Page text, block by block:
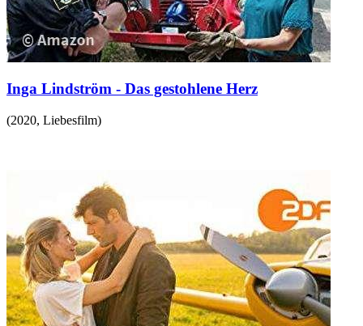
Inga Lindström - Das gestohlene Herz
(2020, Liebesfilm)